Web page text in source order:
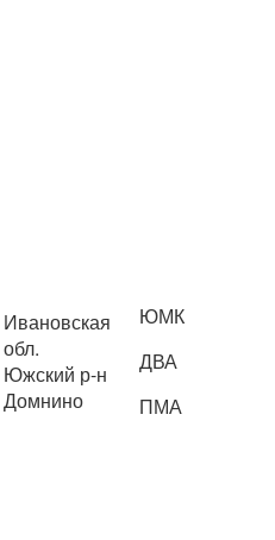
Ивановская
обл.
Южский р-н
Домнино
ЮМК
ДВА
ПМА